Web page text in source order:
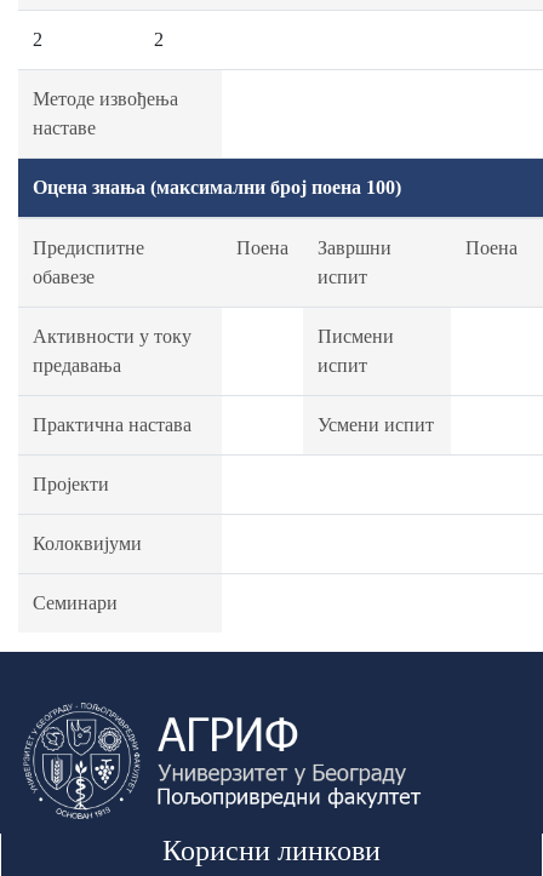
2 2
Методе извођења
наставе
Оцена знања (максимални број поена 100)
Предиспитне
обавезе
Поена
Завршни
испит
Поена
Активности у току
предавања
Писмени
испит
Практична настава Усмени испит
Пројекти
Колоквијуми
Семинари
Корисни линкови